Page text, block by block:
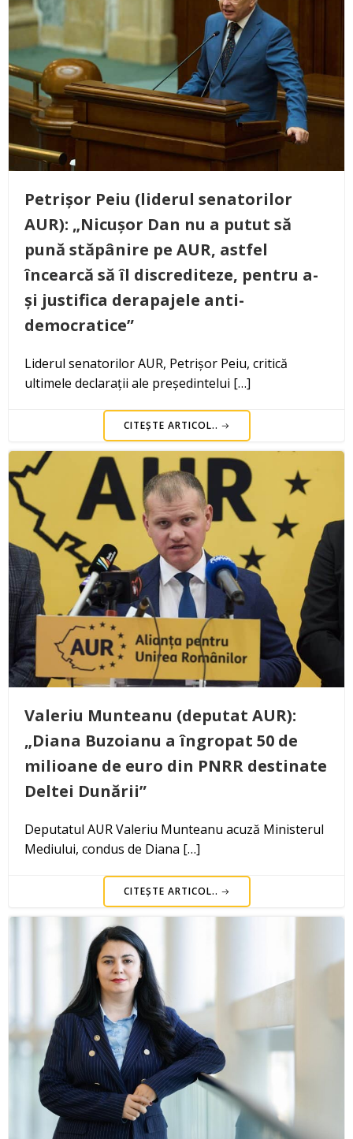
Petrișor Peiu (liderul senatorilor
AUR): „Nicușor Dan nu a putut să
pună stăpânire pe AUR, astfel
încearcă să îl discrediteze, pentru a-
și justifica derapajele anti-
democratice”
Liderul senatorilor AUR, Petrișor Peiu, critică
ultimele declarații ale președintelui […]
CITEȘTE ARTICOL..
Valeriu Munteanu (deputat AUR):
„Diana Buzoianu a îngropat 50 de
milioane de euro din PNRR destinate
Deltei Dunării”
Deputatul AUR Valeriu Munteanu acuză Ministerul
Mediului, condus de Diana […]
CITEȘTE ARTICOL..